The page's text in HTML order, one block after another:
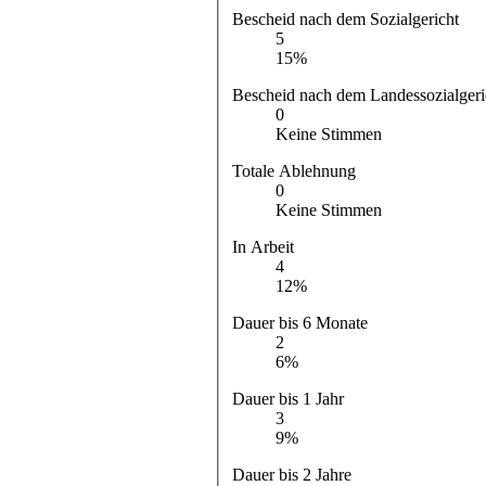
Bescheid nach dem Sozialgericht
5
15%
Bescheid nach dem
0
Keine Stimmen
Totale Ablehnung
0
Keine Stimmen
In Arbeit
4
12%
Dauer bis 6 Monate
2
6%
Dauer bis 1 Jahr
3
9%
Dauer bis 2 Jahre